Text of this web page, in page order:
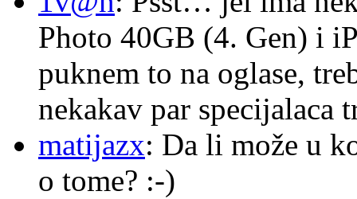
Photo 40GB (4. Gen) i
puknem to na oglase,
nekakav par
matijazx: Da li može u
o tome? :-)